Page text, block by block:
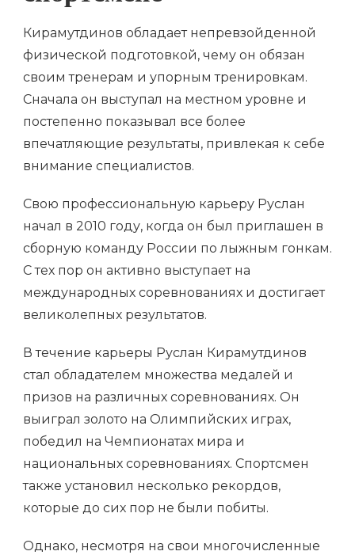
Кирамутдинов обладает непревзойденной
физической подготовкой, чему он обязан
своим тренерам и упорным тренировкам.
Сначала он выступал на местном уровне и
постепенно показывал все более
впечатляющие результаты, привлекая к себе
внимание специалистов.
Свою профессиональную карьеру Руслан
начал в 2010 году, когда он был приглашен в
сборную команду России по лыжным гонкам.
С тех пор он активно выступает на
международных соревнованиях и достигает
великолепных результатов.
В течение карьеры Руслан Кирамутдинов
стал обладателем множества медалей и
призов на различных соревнованиях. Он
выиграл золото на Олимпийских играх,
победил на Чемпионатах мира и
национальных соревнованиях. Спортсмен
также установил несколько рекордов,
которые до сих пор не были побиты.
Однако, несмотря на свои многочисленные